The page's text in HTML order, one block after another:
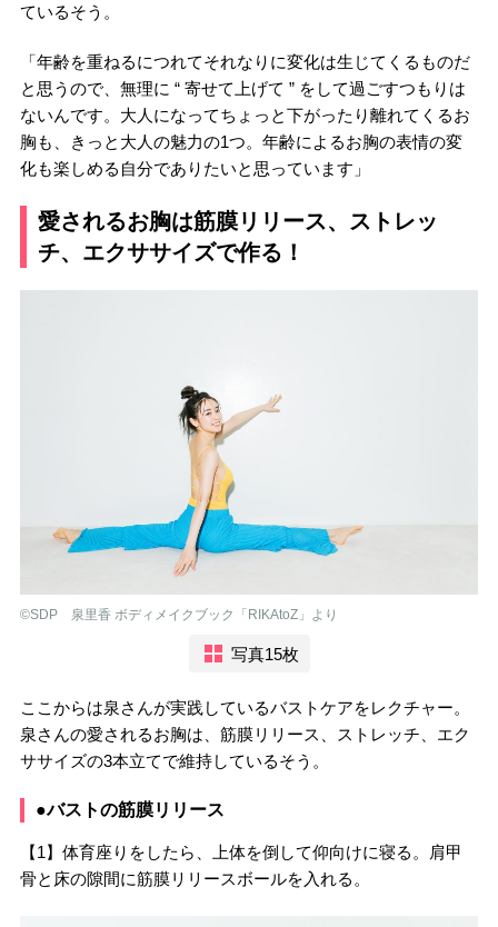
ているそう。
「年齢を重ねるにつれてそれなりに変化は生じてくるものだ
と思うので、無理に “ 寄せて上げて ” をして過ごすつもりは
ないんです。大人になってちょっと下がったり離れてくるお
胸も、きっと大人の魅力の1つ。年齢によるお胸の表情の変
化も楽しめる自分でありたいと思っています」
愛されるお胸は筋膜リリース、ストレッ
チ、エクササイズで作る！
©︎SDP 泉里香 ボディメイクブック「RIKAtoZ」より
写真15枚
ここからは泉さんが実践しているバストケアをレクチャー。
泉さんの愛されるお胸は、筋膜リリース、ストレッチ、エク
ササイズの3本立てで維持しているそう。
●バストの筋膜リリース
【1】体育座りをしたら、上体を倒して仰向けに寝る。肩甲
骨と床の隙間に筋膜リリースボールを入れる。